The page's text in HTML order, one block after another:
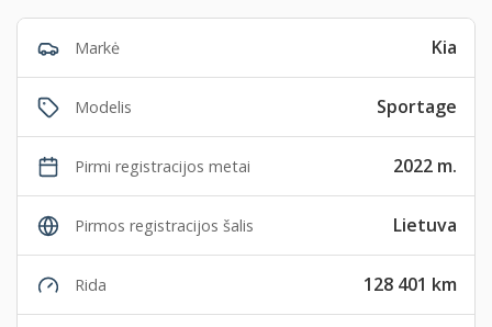
Markė Kia
Modelis Sportage
Pirmi registracijos metai 2022 m.
Pirmos registracijos šalis Lietuva
Rida 128 401 km